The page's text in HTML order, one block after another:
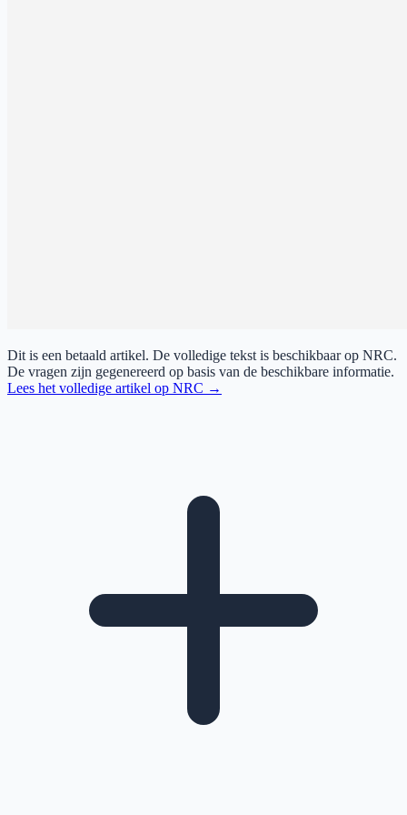
Dit is een betaald artikel. De volledige tekst is beschikbaar op NRC.
De vragen zijn gegenereerd op basis van de beschikbare informatie.
Lees het volledige artikel op NRC →